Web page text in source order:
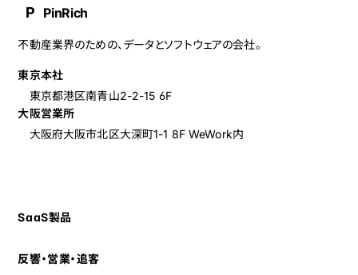
P PinRich
不動産業界のための、データとソフトウェアの会社。
東京本社
東京都港区南青山2-2-15 6F
大阪営業所
大阪府大阪市北区大深町1-1 8FWeWork内
SaaS製品
反響・営業・追客